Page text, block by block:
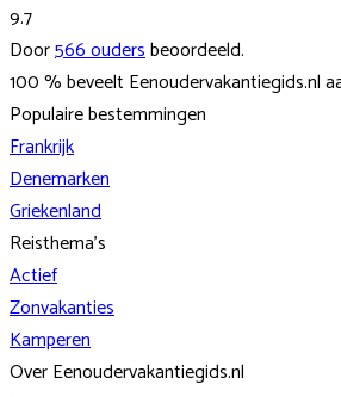
9.7
Door566oudersbeoordeeld.
100% beveelt Eenoudervakantiegids.nl
Populaire bestemmingen
Frankrijk
Denemarken
Griekenland
Reisthema's
Actief
Zonvakanties
Kamperen
Over Eenoudervakantiegids.nl